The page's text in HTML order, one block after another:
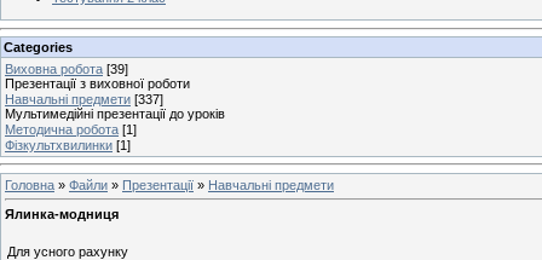
Categories
Виховна робота [39]
Презентації з виховної роботи
Навчальні предмети [337]
Мультимедійні презентації до уроків
Методична робота [1]
Фізкультхвилинки [1]
Головна » Файли » Презентації » Навчальні предмети
Ялинка-модниця
Для усного рахунку